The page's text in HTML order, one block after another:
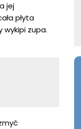
jej
płyta
wykipi zupa.